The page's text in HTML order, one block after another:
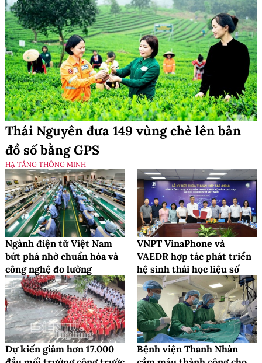
Thái Nguyên đưa 149 vùng chè lên bản
đồ số bằng GPS
HẠ TẦNG THÔNG MINH
Ngành điện tử Việt Nam
bứt phá nhờ chuẩn hóa và
công nghệ đo lường
VNPT VinaPhone và
VAEDR hợp tác phát triển
hệ sinh thái học liệu số
Dự kiến giảm hơn 17.000
Bệnh viện Thanh Nhàn